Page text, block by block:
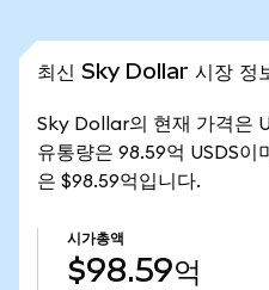
최신 Sky Dollar 시장 정
Sky Dollar의 현재 가격은
유통량은 98.59억 USDS
은 $98.59억입니다.
시가총액
$98.59억